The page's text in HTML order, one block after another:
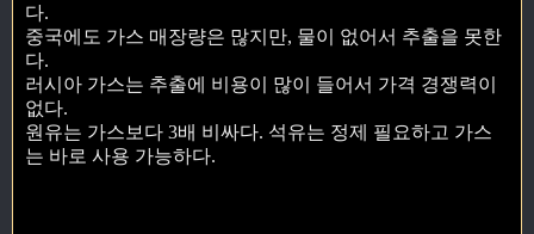
다.
중국에도 가스 매장량은 많지만, 물이 없어서 추출을 못한
다.
러시아 가스는 추출에 비용이 많이 들어서 가격 경쟁력이
없다.
원유는 가스보다 3배 비싸다. 석유는 정제 필요하고 가스
는 바로 사용 가능하다.